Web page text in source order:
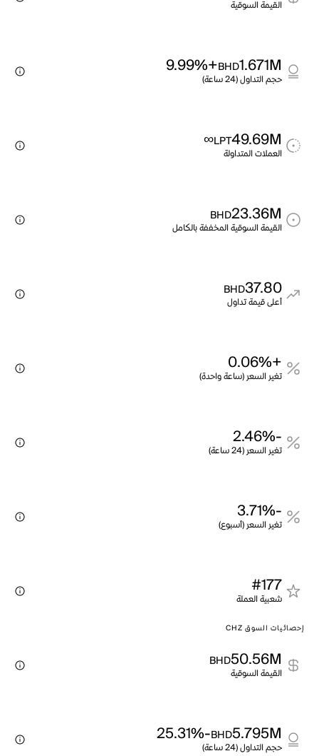
القيمة السوقية
1.671M
BHD
+9.99%
حجم التداول (24 ساعة)
49.69M
LPT
∞
العملات المتداولة
23.36M
BHD
القيمة السوقية المخففة بالكامل
37.80
BHD
أعلى قيمة تداول
+0.06%
تغير السعر (ساعة واحدة)
-2.46%
تغير السعر (24 ساعة)
-3.71%
تغير السعر (أسبوع)
#177
شعبية العملة
إحصائيات السوق CHZ
50.56M
BHD
القيمة السوقية
5.795M
BHD
-25.31%
حجم التداول (24 ساعة)